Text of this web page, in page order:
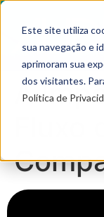
Este site utiliza
sua navegação e
aprimoram sua
dos visitantes.
Política de
A